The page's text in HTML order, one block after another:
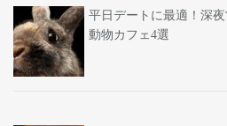
平日デートに最適！深
動物カフェ4選